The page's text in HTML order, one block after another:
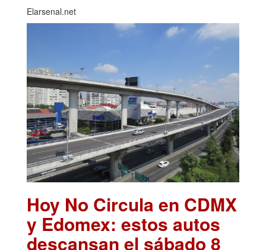
Elarsenal.net
Hoy No Circula en CDMX
y Edomex: estos autos
descansan el sábado 8